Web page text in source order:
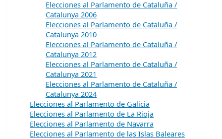
Elecciones al Parlamento de Cataluña /
Catalunya 2006
Elecciones al Parlamento de Cataluña /
Catalunya 2010
Elecciones al Parlamento de Cataluña /
Catalunya 2012
Elecciones al Parlamento de Cataluña /
Catalunya 2021
Elecciones al Parlamento de Cataluña /
Catalunya 2024
Elecciones al Parlamento de Galicia
Elecciones al Parlamento de La Rioja
Elecciones al Parlamento de Navarra
Elecciones al Parlamento de las Islas Baleares